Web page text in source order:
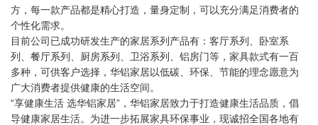
方，每一款产品都是精心打造，量身定制，可以充分满足消费者的
个性化需求。
目前公司已成功研发生产的家居系列产品有：客厅系列、卧室系
列、餐厅系列、厨房系列、卫浴系列、铝房门等，家具款式有一百
多种，可供客户选择，华铝家居以低碳、环保、节能的理念愿意为
广大消费者提供健康的生活空间。
“享健康生活 选华铝家居”，华铝家居致力于打造健康生活品质，倡
导健康家居生活。为进一步拓展家具环保事业，现诚招全国各地有